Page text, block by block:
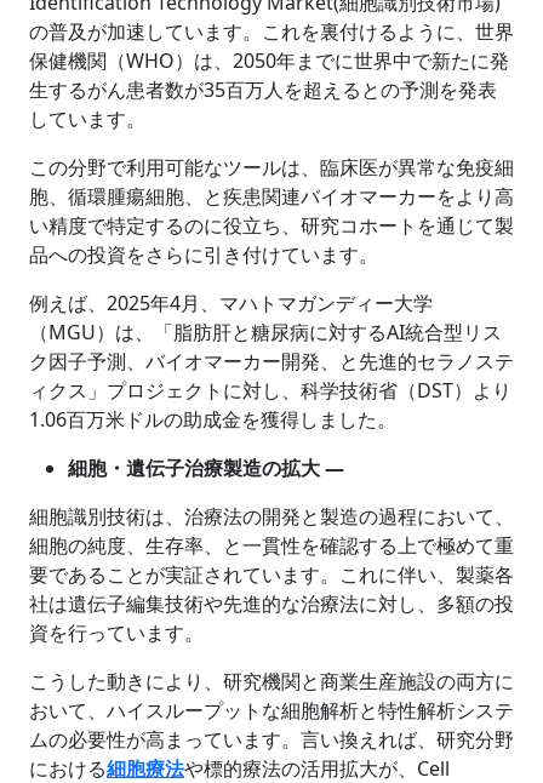
の普及が加速しています。これを裏付けるように、世界
保健機関（WHO）は、2050年までに世界中で新たに発
生するがん患者数が35百万人を超えるとの予測を発表
しています。
この分野で利用可能なツールは、臨床医が異常な免疫細
胞、循環腫瘍細胞、と疾患関連バイオマーカーをより高
い精度で特定するのに役立ち、研究コホートを通じて製
品への投資をさらに引き付けています。
例えば、2025年4月、マハトマガンディー大学
（MGU）は、「脂肪肝と糖尿病に対するAI統合型リス
ク因子予測、バイオマーカー開発、と先進的セラノステ
ィクス」プロジェクトに対し、科学技術省（DST）より
1.06百万米ドルの助成金を獲得しました。
細胞・遺伝子治療製造の拡大 ―
細胞識別技術は、治療法の開発と製造の過程において、
細胞の純度、生存率、と一貫性を確認する上で極めて重
要であることが実証されています。これに伴い、製薬各
社は遺伝子編集技術や先進的な治療法に対し、多額の投
資を行っています。
こうした動きにより、研究機関と商業生産施設の両方に
おいて、ハイスループットな細胞解析と特性解析システ
ムの必要性が高まっています。言い換えれば、研究分野
における細胞療法や標的療法の活用拡大が、Cell